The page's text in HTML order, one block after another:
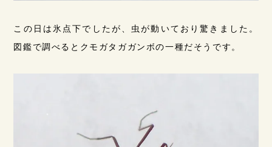
この日は氷点下でしたが、虫が動いており驚きました。
図鑑で調べるとクモガタガガンボの一種だそうです。